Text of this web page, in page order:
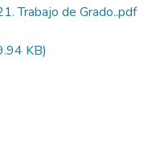
Trabajo de Grado..pdf
KB)